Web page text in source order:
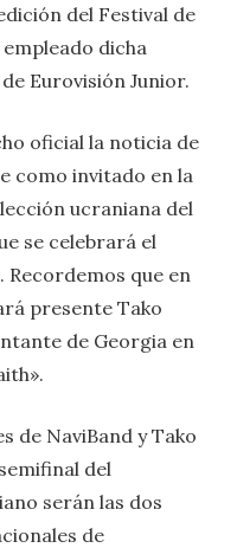
del Festival de
dicha
Eurovisión Junior.
oficial la noticia de
como invitado en la
ucraniana del
se celebrará el
que en
presente Tako
de Georgia en
de NaviBand y Tako
del
serán las dos
de